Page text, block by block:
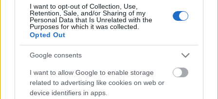
I want to opt-out of Collection, Use,
Retention, Sale, and/or Sharing of my
Personal Data that Is Unrelated with the
Purposes for which it was collected.
Opted Out
Google consents
I want to allow Google to enable storage
related to advertising like cookies on web or
device identifiers in apps.
παραλία Λεπίτσα (συντεταγμένεςεδώ
Απολαύστε την πτήση του
haanity